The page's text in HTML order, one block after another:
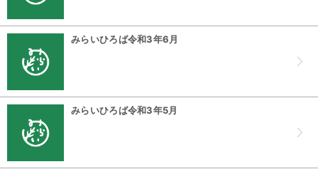
みらいひろば令和3年6月
みらいひろば令和3年5月